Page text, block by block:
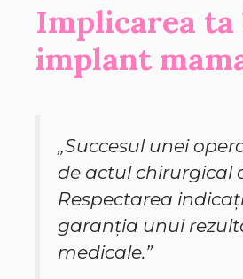
Implicarea ta
implant
„Succesul unei
de actul chirurgical
Respectarea
garanția unui
medicale.”